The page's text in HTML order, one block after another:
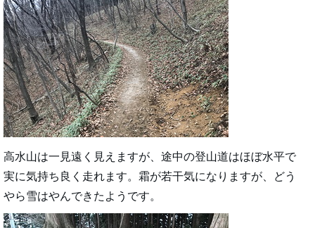
高水山は一見遠く見えますが、途中の登山道はほぼ水平で
実に気持ち良く走れます。霜が若干気になりますが、どう
やら雪はやんできたようです。